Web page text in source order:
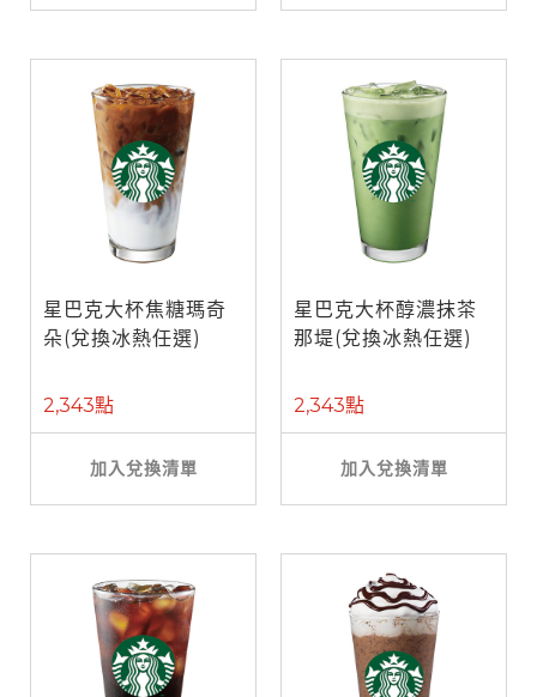
星巴克大杯焦糖瑪奇
朵(兌換冰熱任選)
2,343點
加入兌換清單
星巴克大杯醇濃抹茶
那堤(兌換冰熱任選)
2,343點
加入兌換清單